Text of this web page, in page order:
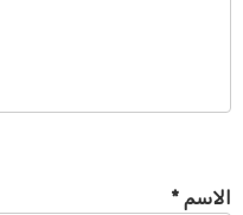
الاسم *